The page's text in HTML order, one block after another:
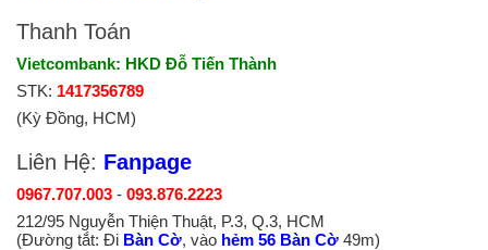
Thanh Toán
Vietcombank: HKD Đỗ Tiến Thành
STK: 1417356789
(Kỳ Đồng, HCM)
Liên Hệ: Fanpage
0967.707.003 - 093.876.2223
212/95 Nguyễn Thiện Thuật, P.3, Q.3, HCM
(Đường tắt: Đi Bàn Cờ, vào hẻm 56 Bàn Cờ 49m)